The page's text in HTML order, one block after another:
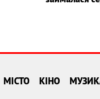
МІСТО КІНО